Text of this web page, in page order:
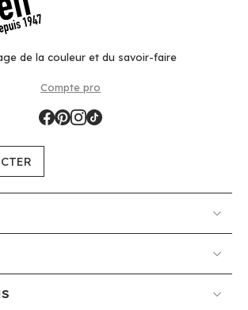
de la couleur et du savoir-faire
Compte pro